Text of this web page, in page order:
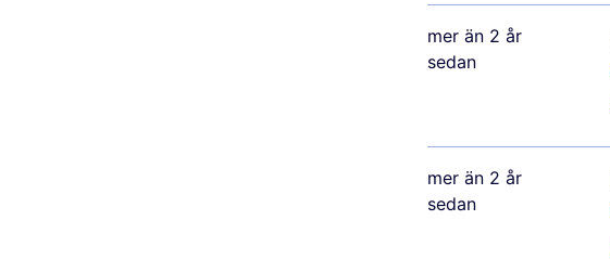
mer än 2 år
sedan
mer än 2 år
sedan